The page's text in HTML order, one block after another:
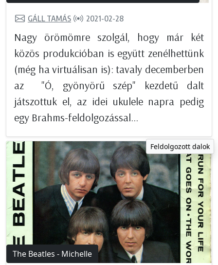
GÁLL TAMÁS 2021-02-28
Nagy örömömre szolgál, hogy már két
közös produkcióban is együtt zenélhettünk
(még ha virtuálisan is): tavaly decemberben
az "Ó, gyönyörű szép" kezdetű dalt
játszottuk el, az idei ukulele napra pedig
egy Brahms-feldolgozással...
Feldolgozott dalok
The Beatles - Michelle